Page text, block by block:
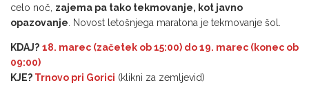
celo noč, zajema pa tako tekmovanje, kot javno
opazovanje. Novost letošnjega maratona je tekmovanje šol.
KDAJ? 18. marec (začetek ob 15:00) do 19. marec (konec ob
09:00)
KJE? Trnovo pri Gorici (klikni za zemljevid)